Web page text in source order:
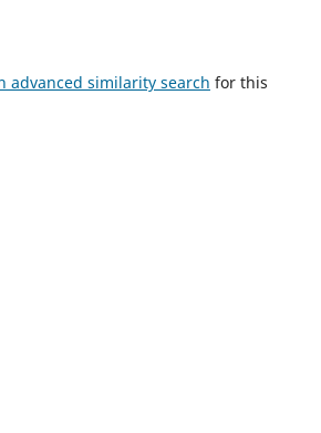
advanced similarity search for this